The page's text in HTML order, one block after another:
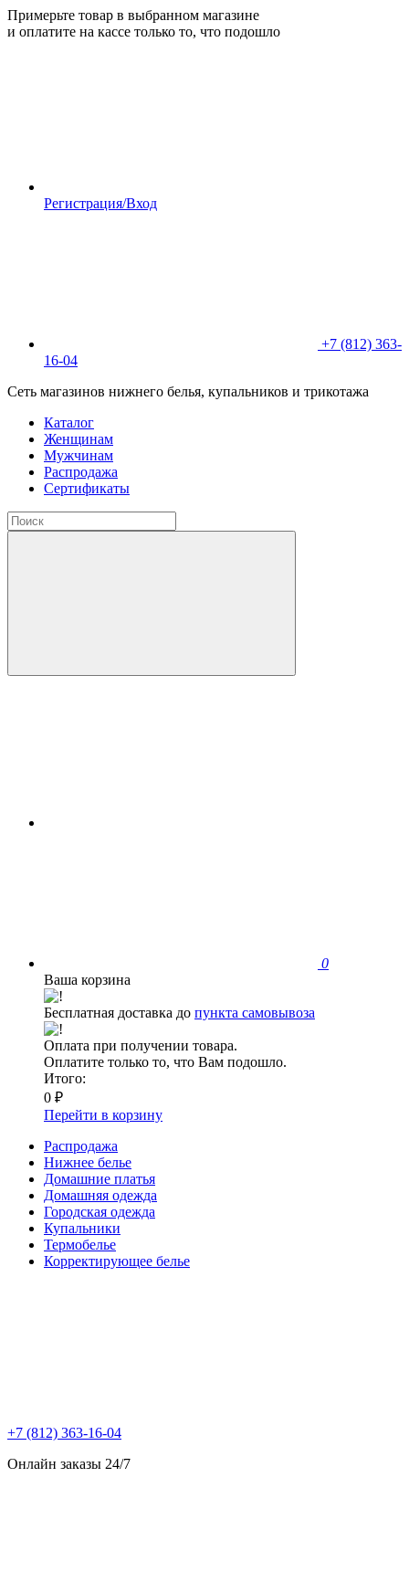
Примерьте товар в выбранном магазине
и оплатите на кассе только то, что подошло
Регистрация/Вход
+7 (812) 363-
16-04
Сеть магазинов нижнего белья, купальников и трикотажа
Каталог
Женщинам
Мужчинам
Распродажа
Сертификаты
0
Ваша корзина
Бесплатная доставка до пункта самовывоза
Оплата при получении товара.
Оплатите только то, что Вам подошло.
Итого:
0 ₽
Перейти в корзину
Распродажа
Нижнее белье
Домашние платья
Домашняя одежда
Городская одежда
Купальники
Термобелье
Корректирующее белье
+7 (812) 363-16-04
Онлайн заказы 24/7